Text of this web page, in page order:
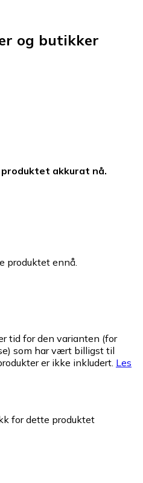
og butikker
akkurat nå.
produktet ennå.
tid for den varianten (for
som har vært billigst til
er ikke inkludert. Les
for dette produktet